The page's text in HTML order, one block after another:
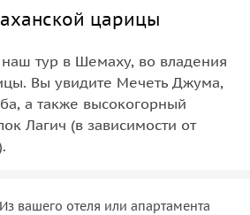
царицы
тур в Шемаху, во владения
Вы увидите Мечеть Джума,
а также высокогорный
Лагич (в зависимости от
вашего отеля или апартамента